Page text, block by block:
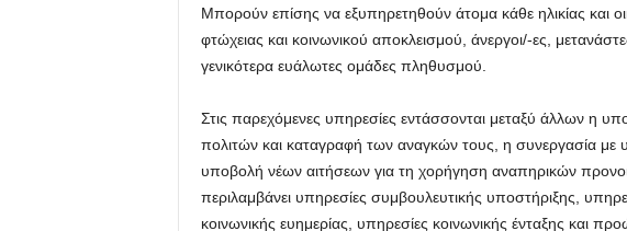
Μπορούν επίσης να εξυπηρετηθούν άτομα κάθε ηλικίας και
φτώχειας και κοινωνικού αποκλεισμού, άνεργοι/-ες,
γενικότερα ευάλωτες ομάδες πληθυσμού.
Στις παρεχόμενες υπηρεσίες εντάσσονται μεταξύ άλλων η
πολιτών και καταγραφή των αναγκών τους, η συνεργασία με
υποβολή νέων αιτήσεων για τη χορήγηση αναπηρικών
περιλαμβάνει υπηρεσίες συμβουλευτικής υποστήριξης,
κοινωνικής ευημερίας, υπηρεσίες κοινωνικής ένταξης και